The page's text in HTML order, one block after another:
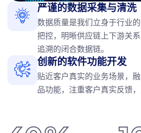
严谨的数据采集与清洗
数据质量是我们立身于行业
把控，明晰供应链上下游关
追溯的闭合数据链。
创新的软件功能开发
贴近客户真实的业务场景，
品功能，注重客户真实反馈，